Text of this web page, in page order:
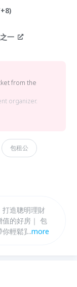
一
from the
organizer.
包租公
打造聰明理財
值的好房｜ 包
你輕鬆買屋圓
...more